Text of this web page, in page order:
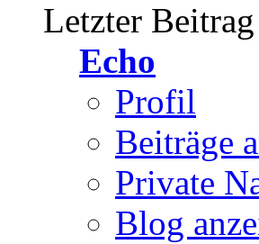
Letzter
Echo
Profil
Beiträge
Private
Blog